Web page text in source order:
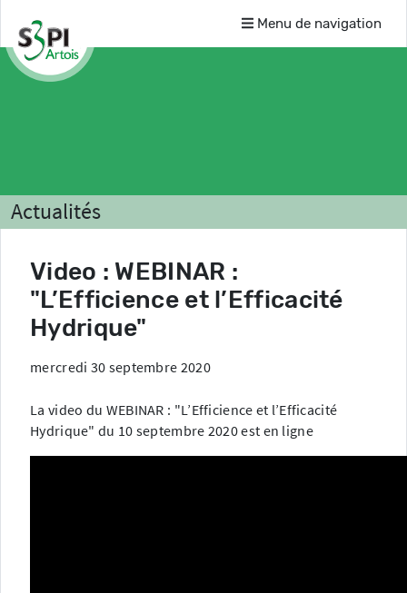
Menu de navigation
Actualités
Video : WEBINAR :
"L’Efficience et l’Efficacité
Hydrique"
mercredi 30 septembre 2020
La video du WEBINAR : "L’Efficience et l’Efficacité
Hydrique" du 10 septembre 2020 est en ligne